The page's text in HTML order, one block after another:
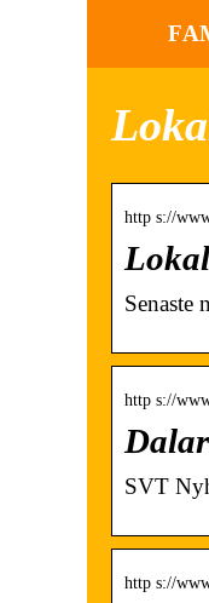
http s://
Senaste
http s://
SVT
http s://